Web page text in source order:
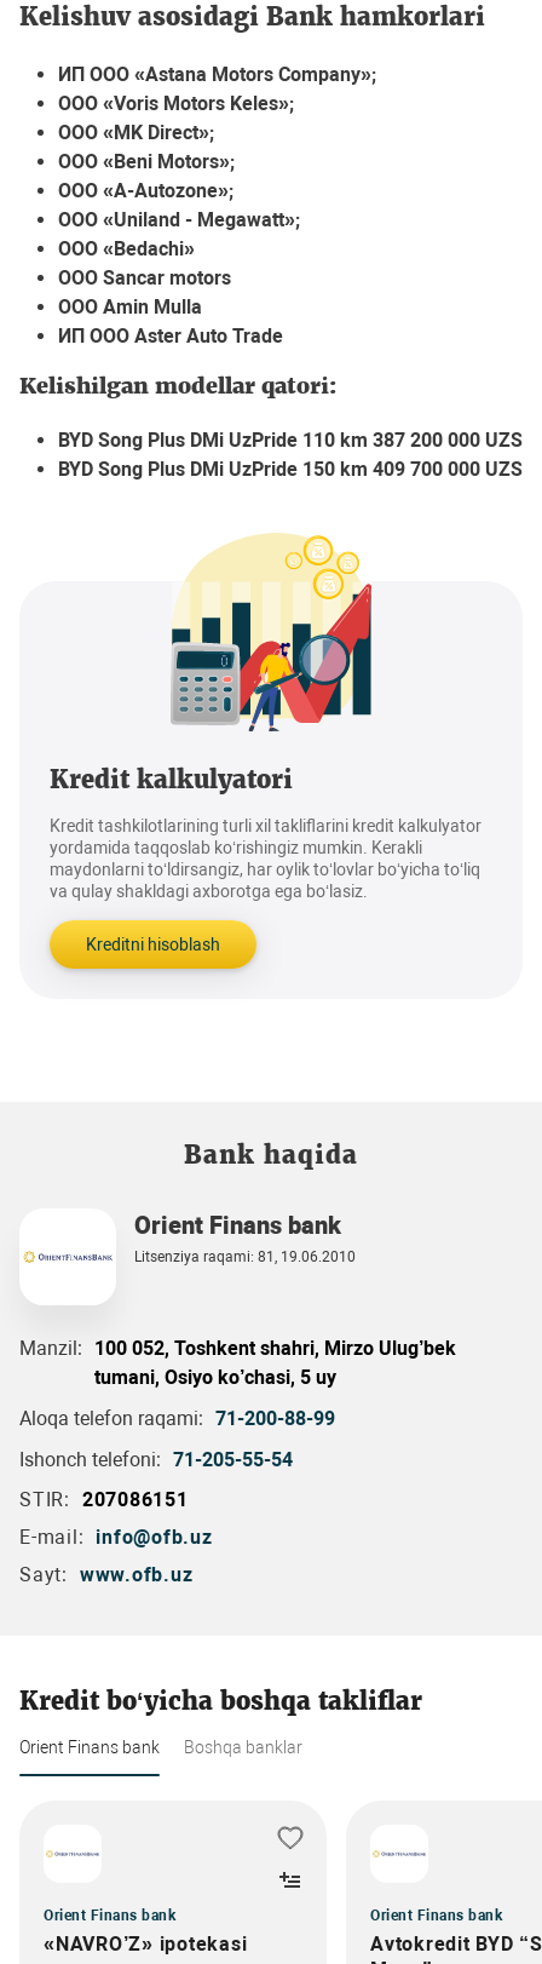
Kelishuv asosidagi Bank hamkorlari
ИП ООО «Astana Motors Company»;
ООО «Voris Motors Keles»;
ООО «MK Direct»;
ООО «Beni Motors»;
ООО «A-Autozone»;
ООО «Uniland - Megawatt»;
ООО «Bedachi»
ООО Sancar motors
ООО Amin Mulla
ИП ООО Aster Auto Trade
Kelishilgan modellar qatori:
BYD Song Plus DMi UzPride 110 km 387 200 000 UZS
BYD Song Plus DMi UzPride 150 km 409 700 000 UZS
Kredit kalkulyatori
Kredit tashkilotlarining turli xil takliflarini kredit kalkulyator
yordamida taqqoslab ko‘rishingiz mumkin. Kerakli
maydonlarni to‘ldirsangiz, har oylik to‘lovlar bo‘yicha to‘liq
va qulay shakldagi axborotga ega bo‘lasiz.
Kreditni hisoblash
Bank haqida
Orient Finans bank
Litsenziya raqami: 81, 19.06.2010
Manzil:
100 052, Toshkent shahri, Mirzo Ulug’bek
tumani, Osiyo ko’chasi, 5 uy
Aloqa telefon raqami: 71-200-88-99
Ishonch telefoni: 71-205-55-54
STIR:
207086151
E-mail:
info@ofb.uz
Sayt:
www.ofb.uz
Kredit bo‘yicha boshqa takliflar
Orient Finans bank Boshqa banklar
Orient Finans bank
«NAVRO’Z» ipotekasi
Orient Finans bank
Avtokredit BYD